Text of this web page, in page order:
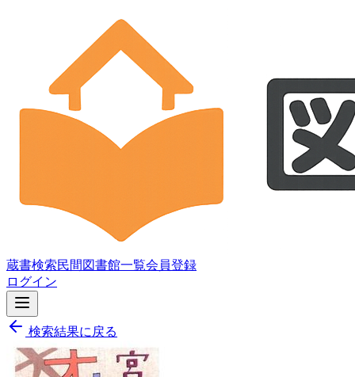
蔵書検索民間図書館一覧会員登録
ログイン
検索結果に戻る